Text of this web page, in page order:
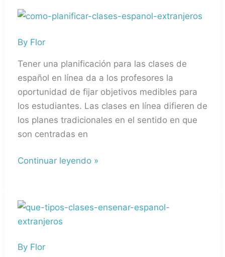
By Flor
Tener una planificación para las clases de
español en línea da a los profesores la
oportunidad de fijar objetivos medibles para
los estudiantes. Las clases en línea difieren de
los planes tradicionales en el sentido en que
son centradas en
Planificación
Clases
para
Extranjeros
Continuar leyendo »
By Flor
¿Qué
enseñar
las